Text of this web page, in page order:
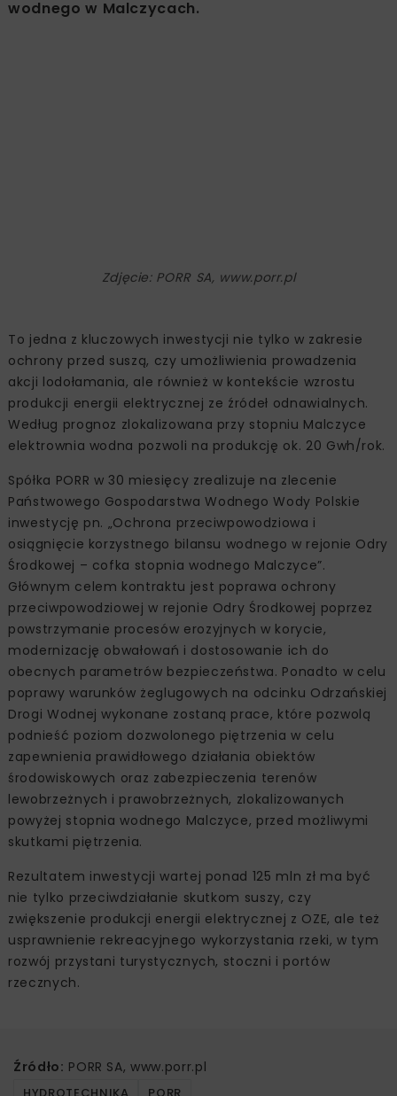
wodnego w Malczycach.
Zdjęcie: PORR SA, www.porr.pl
To jedna z kluczowych inwestycji nie tylko w zakresie
ochrony przed suszą, czy umożliwienia prowadzenia
akcji lodołamania, ale również w kontekście wzrostu
produkcji energii elektrycznej ze źródeł odnawialnych.
Według prognoz zlokalizowana przy stopniu Malczyce
elektrownia wodna pozwoli na produkcję ok. 20 Gwh/rok.
Spółka PORR w 30 miesięcy zrealizuje na zlecenie
Państwowego Gospodarstwa Wodnego Wody Polskie
inwestycję pn. „Ochrona przeciwpowodziowa i
osiągnięcie korzystnego bilansu wodnego w rejonie Odry
Środkowej – cofka stopnia wodnego Malczyce”.
Głównym celem kontraktu jest poprawa ochrony
przeciwpowodziowej w rejonie Odry Środkowej poprzez
powstrzymanie procesów erozyjnych w korycie,
modernizację obwałowań i dostosowanie ich do
obecnych parametrów bezpieczeństwa. Ponadto w celu
poprawy warunków żeglugowych na odcinku Odrzańskiej
Drogi Wodnej wykonane zostaną prace, które pozwolą
podnieść poziom dozwolonego piętrzenia w celu
zapewnienia prawidłowego działania obiektów
środowiskowych oraz zabezpieczenia terenów
lewobrzeżnych i prawobrzeżnych, zlokalizowanych
powyżej stopnia wodnego Malczyce, przed możliwymi
skutkami piętrzenia.
Rezultatem inwestycji wartej ponad 125 mln zł ma być
nie tylko przeciwdziałanie skutkom suszy, czy
zwiększenie produkcji energii elektrycznej z OZE, ale też
usprawnienie rekreacyjnego wykorzystania rzeki, w tym
rozwój przystani turystycznych, stoczni i portów
rzecznych.
Źródło: PORR SA, www.porr.pl